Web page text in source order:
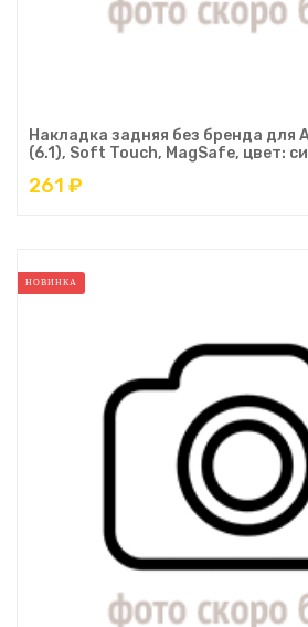
Накладка задняя без бренда для
(6.1), Soft Touch, MagSafe, цвет:
261 ₽
НОВИНКА